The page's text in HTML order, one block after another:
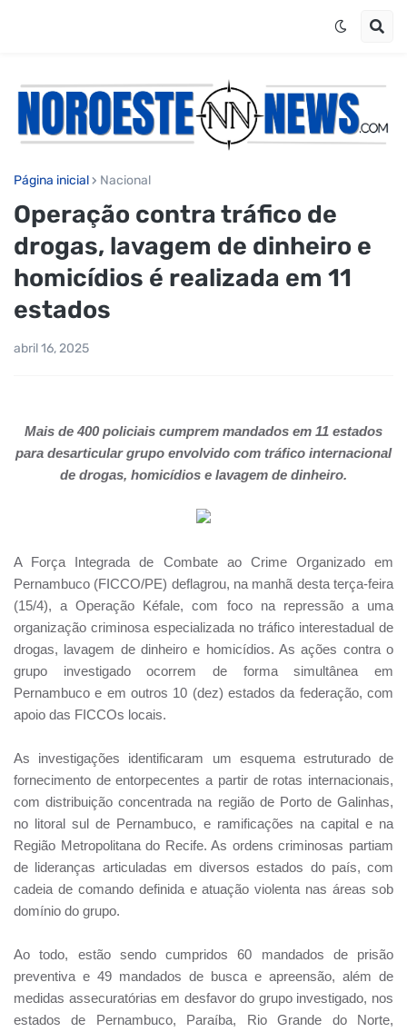
Página inicial Nacional
Operação contra tráfico de
drogas, lavagem de dinheiro e
homicídios é realizada em 11
estados
abril 16, 2025
Mais de 400 policiais cumprem mandados em 11 estados
para desarticular grupo envolvido com tráfico internacional
de drogas, homicídios e lavagem de dinheiro.
A Força Integrada de Combate ao Crime Organizado em
Pernambuco (FICCO/PE) deflagrou, na manhã desta terça-feira
(15/4), a Operação Kéfale, com foco na repressão a uma
organização criminosa especializada no tráfico interestadual de
drogas, lavagem de dinheiro e homicídios. As ações contra o
grupo investigado ocorrem de forma simultânea em
Pernambuco e em outros 10 (dez) estados da federação, com
apoio das FICCOs locais.
As investigações identificaram um esquema estruturado de
fornecimento de entorpecentes a partir de rotas internacionais,
com distribuição concentrada na região de Porto de Galinhas,
no litoral sul de Pernambuco, e ramificações na capital e na
Região Metropolitana do Recife. As ordens criminosas partiam
de lideranças articuladas em diversos estados do país, com
cadeia de comando definida e atuação violenta nas áreas sob
domínio do grupo.
Ao todo, estão sendo cumpridos 60 mandados de prisão
preventiva e 49 mandados de busca e apreensão, além de
medidas assecuratórias em desfavor do grupo investigado, nos
estados de Pernambuco, Paraíba, Rio Grande do Norte,